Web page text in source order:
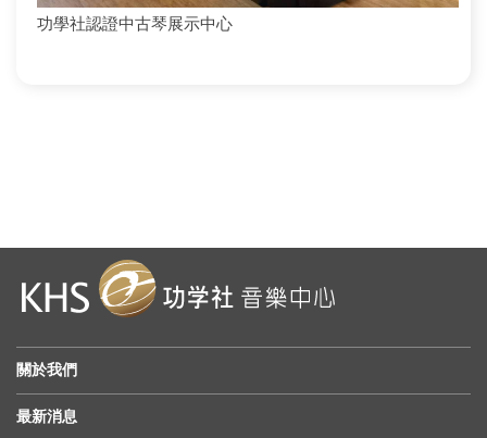
功學社認證中古琴展示中心
關於我們
最新消息